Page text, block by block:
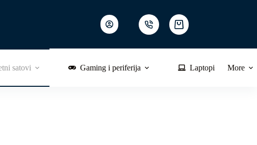
Shopping
cart
satovi Gaming i periferija Laptopi More